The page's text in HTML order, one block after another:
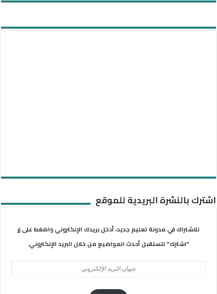
اشترك بالنشرة البريدية للموقع
للاشتراك في مدونة تعليم جديد، أدخل بريدك الإلكتروني واضغط على زر
"اشترك" لتستقبل أحدث المواضيع من خلال البريد الإلكتروني.